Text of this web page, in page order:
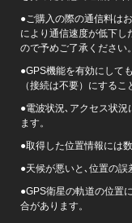
●ご購入の際の通信料は
により通信速度が低下し
ので予めご了承ください。
●GPS機能を有効にして
（接続は不要）にする
●電波状況､アクセス状況
ます。
●取得した位置情報には
●天候が悪いと､位置の誤
●GPS衛星の軌道の位置
合があります。